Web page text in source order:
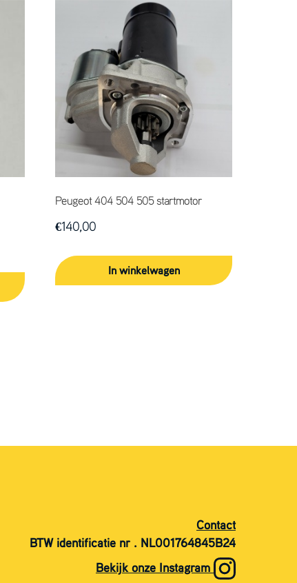
Peugeot 404 504 505 startmotor
€140,00
In winkelwagen
Contact
BTW identificatie nr . NL001764845B24
Bekijk onze Instagram